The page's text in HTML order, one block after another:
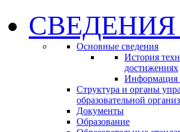
СВЕДЕНИЯ
Основные сведения
История
достижениях
Информация
Структура и органы
образовательной
Документы
Образование